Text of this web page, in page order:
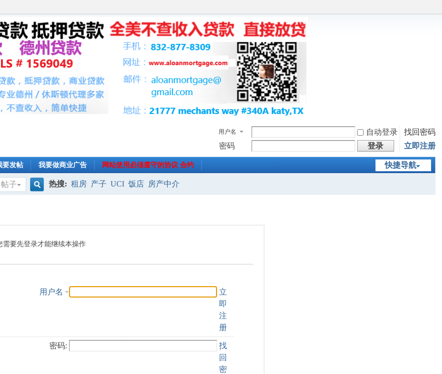
用户名 自动登录
找回密码
密码
登录 立即注册
快捷导航
要发帖 我要做商业广告 网站使用必须遵守的协议 合约
帖子
索
热搜: 租房 产子 UCI 饭店 房产中介
需要先登录才能继续本操作
用户名
立
即
注
册
密码:
找
回
密